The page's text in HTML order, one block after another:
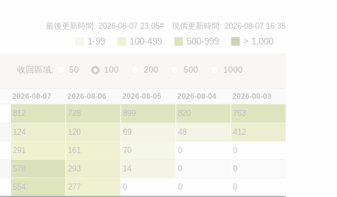
最後更新時間: 2026-08-07 23:05# 現價更新時間: 2026-08-07 16:35
> 1,000
500-999
100-499
1-99
收回區域: 50 100 200 500 1000
2026-08-07 2026-08-06 2026-08-05 2026-08-04 2026-08-03
812 728 899 820
763
124 120 69 48
412
291 161 70 0
0
578 293 14 0
0
554 277 0 0 0